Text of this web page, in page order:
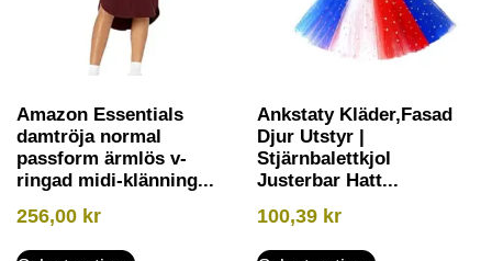
Amazon Essentials
damtröja normal
passform ärmlös v-
ringad midi-klänning...
256,00 kr
Ankstaty Kläder,Fasad
Djur Utstyr |
Stjärnbalettkjol
Justerbar Hatt...
100,39 kr